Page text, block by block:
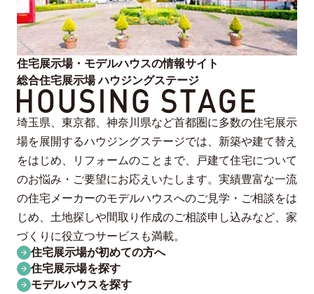
住宅展示場・モデルハウスの情報サイト
総合住宅展示場 ハウジングステージ
埼玉県、東京都、神奈川県など首都圏に多数の住宅展示
場を展開するハウジングステージでは、新築や建て替え
をはじめ、リフォームのことまで、戸建て住宅について
のお悩み・ご要望にお応えいたします。実績豊富な一流
の住宅メーカーのモデルハウスへのご見学・ご相談をは
じめ、土地探しや間取り作成のご相談申し込みなど、家
づくりに役立つサービスも満載。
住宅展示場が初めての方へ
住宅展示場を探す
モデルハウスを探す